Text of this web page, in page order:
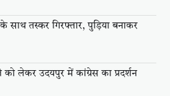
साथ तस्कर गिरफ्तार, पुड़िया बनाकर
को लेकर उदयपुर में कांग्रेस का प्रदर्शन